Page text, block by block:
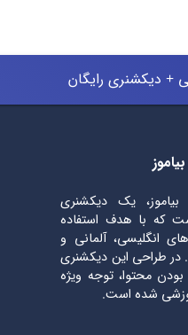
+ دیکشنری رایگان
یک دیکشنری
که با هدف استفاده
انگلیسی، آلمانی و
در طراحی این دیکشنری
بودن محتوا، توجه ویژه
شده است.